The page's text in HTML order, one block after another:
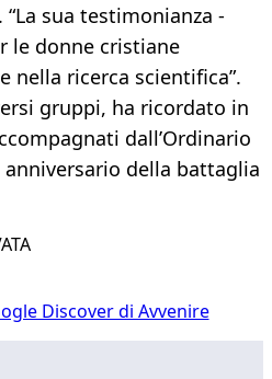
sua testimonianza -
le donne cristiane
nella ricerca scientifica”.
gruppi, ha ricordato in
dall’Ordinario
della battaglia
Discover di Avvenire